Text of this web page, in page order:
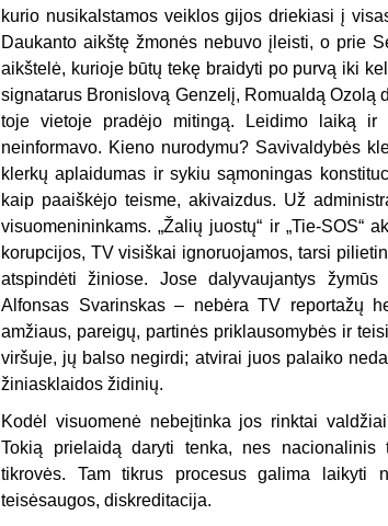
kurio nusikalstamos veiklos gijos driekiasi į
Daukanto aikštę žmonės nebuvo įleisti, o prie
aikštelė, kurioje būtų tekę braidyti po purvą iki
signatarus Bronislovą Genzelį, Romualdą
toje vietoje pradėjo mitingą. Leidimo laiką
neinformavo. Kieno nurodymu? Savivaldybės
klerkų aplaidumas ir sykiu sąmoningas
kaip paaiškėjo teisme, akivaizdus. Už
visuomenininkams. „Žalių juostų“ ir „Tie-SOS“
korupcijos, TV visiškai ignoruojamos, tarsi
atspindėti žiniose. Jose dalyvaujantys
Alfonsas Svarinskas – nebėra TV reportažų
amžiaus, pareigų, partinės priklausomybės ir
viršuje, jų balso negirdi; atvirai juos palaiko
žiniasklaidos židinių.
Kodėl visuomenė nebeįtinka jos rinktai
Tokią prielaidą daryti tenka, nes
tikrovės. Tam tikrus procesus galima laikyti
teisėsaugos, diskreditacija.